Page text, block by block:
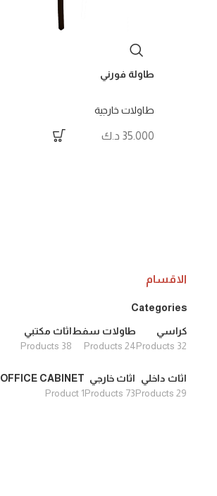
طاولة فورني
طاولات خارجية
35.000 د.ك
الاقسام
Categories
كراسي
32 Products
طاولات سفط
24 Products
اثاث مكتبي
38 Products
اثاث داخلي
29 Products
اثاث خارجي
73 Products
OFFICE CABINET
1 Product